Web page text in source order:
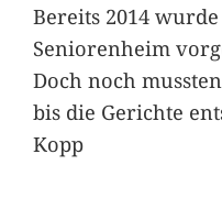
Bereits 2014
Seniorenheim
Doch noch
bis die Gerichte
Kopp